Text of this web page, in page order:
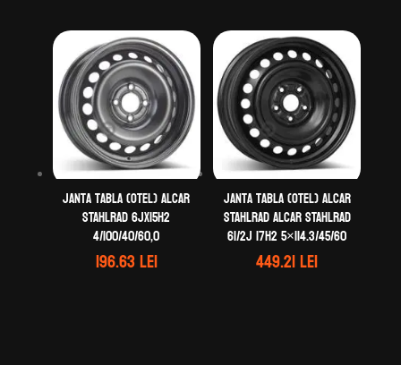
Janta tabla (otel) ALCAR
STAHLRAD 6Jx15H2
4/100/40/60,0
196.63lei
Janta tabla (otel) ALCAR
STAHLRAD ALCAR STAHLRAD
61/2J 17H2 5×114.3/45/60
449.21lei